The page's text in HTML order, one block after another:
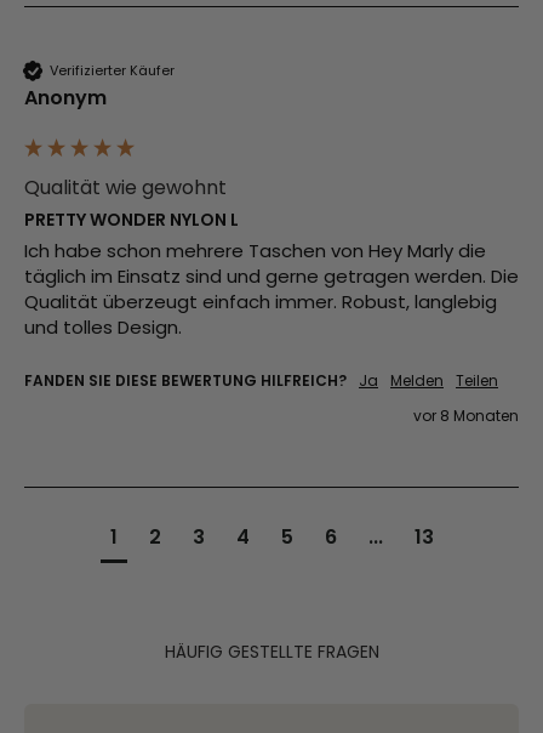
Verifizierter Käufer
Anonym
Qualität wie gewohnt
PRETTY WONDER NYLON L
Ich habe schon mehrere Taschen von Hey Marly die
täglich im Einsatz sind und gerne getragen werden. Die
Qualität überzeugt einfach immer. Robust, langlebig
und tolles Design.
FANDEN SIE DIESE BEWERTUNG HILFREICH? Ja Melden
Teilen
vor 8 Monaten
1 2 3 4 5 6 ... 13
HÄUFIG GESTELLTE FRAGEN